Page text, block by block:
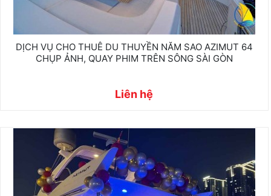
DỊCH VỤ CHO THUÊ DU THUYỀN NĂM SAO AZIMUT 64
CHỤP ẢNH, QUAY PHIM TRÊN SÔNG SÀI GÒN
Liên hệ